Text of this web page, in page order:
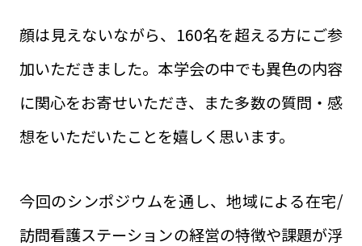
顔は見えないながら、160名を超える方にご参
加いただきました。本学会の中でも異色の内容
に関心をお寄せいただき、また多数の質問・感
想をいただいたことを嬉しく思います。
今回のシンポジウムを通し、地域による在宅/
訪問看護ステーションの経営の特徴や課題が浮